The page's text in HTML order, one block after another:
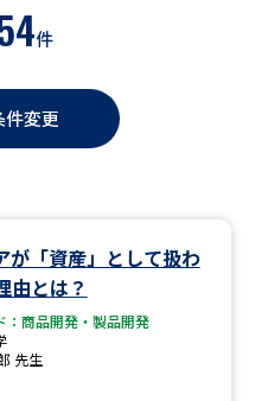
学部・学科パンフ
大学入学共通テスト利用選抜の
大学院の資料請求
件
件変更
が「資産」として扱わ
由とは？
：商品開発・製品開発
先生